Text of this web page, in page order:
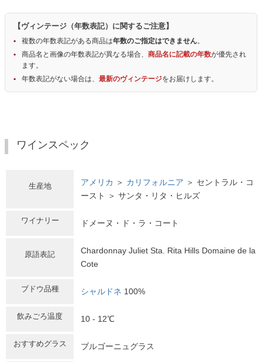
【ヴィンテージ（年数表記）に関するご注意】
複数の年数表記がある商品は年数のご指定はできません。
商品名と画像の年数表記が異なる場合、 商品名に記載の年数が優先され
ます。
年数表記がない場合は、 最新のヴィンテージをお届けします。
ワインスペック
生産地 アメリカ ＞ カリフォルニア ＞ セントラル・コ
ースト ＞ サンタ・リタ・ヒルズ
ワイナリー ドメーヌ・ド・ラ・コート
原語表記
Chardonnay Juliet Sta. Rita Hills Domaine de la
Cote
ブドウ品種 シャルドネ 100%
飲みごろ温度 10 - 12℃
おすすめグラス ブルゴーニュグラス